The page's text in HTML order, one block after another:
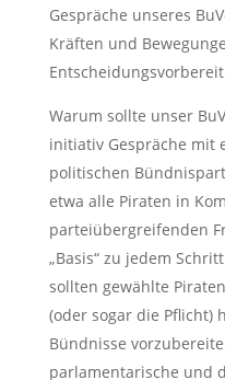
Gespräche unseres
Kräften und
Warum sollte unser
initiativ Gespräche mit
politischen
etwa alle Piraten in
parteiübergreifenden
„Basis“ zu jedem
sollten gewählte
(oder sogar die Pflicht)
Bündnisse
parlamentarische und